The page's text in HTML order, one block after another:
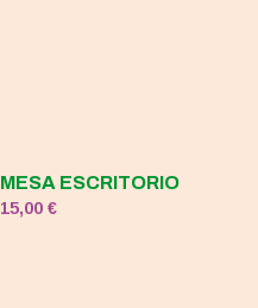
MESA ESCRITORIO
15,00€